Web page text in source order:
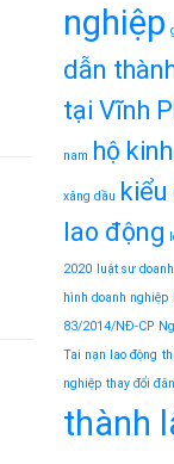
nghiệp
dẫn
tại Vĩnh
nam hộ
xăng dầu kiểu
lao động
2020 luật sư
hình doanh nghiệp
83/2014/NĐ-CP
Tai nạn lao động
nghiệp thay đổi
thành